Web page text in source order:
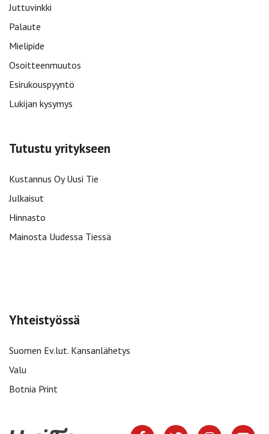
Juttuvinkki
Palaute
Mielipide
Osoitteenmuutos
Esirukouspyyntö
Lukijan kysymys
Tutustu yritykseen
Kustannus Oy Uusi Tie
Julkaisut
Hinnasto
Mainosta Uudessa Tiessä
Yhteistyössä
Suomen Ev.lut. Kansanlähetys
Valu
Botnia Print